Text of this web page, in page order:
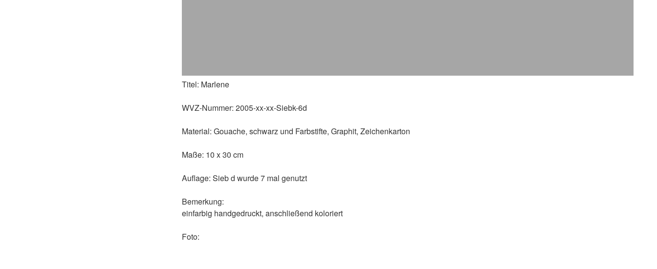
Titel: Marlene
WVZ-Nummer: 2005-xx-xx-Siebk-6d
Material: Gouache, schwarz und Farbstifte, Graphit, Zeichenkarton
Maße: 10 x 30 cm
Auflage: Sieb d wurde 7 mal genutzt
Bemerkung:
einfarbig handgedruckt, anschließend koloriert
Foto: